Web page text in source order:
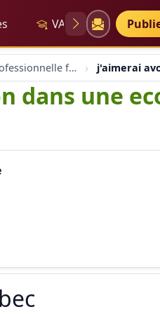
VAE
Orientation professionnelle france suisse quebec j'aimerai
dans une